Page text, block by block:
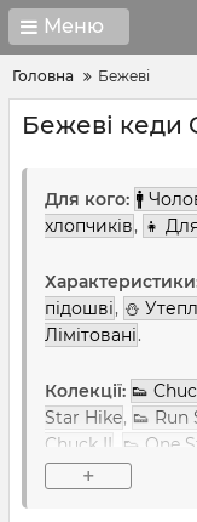
Меню
Головна Бежеві
Бежеві кеди
Для кого: 🚹
хлопчиків, 👧
підошві, ⛄
Лімітовані.
Колекції: 👟
Star Hike, 👟 Run
Chuck II
👟 One
+